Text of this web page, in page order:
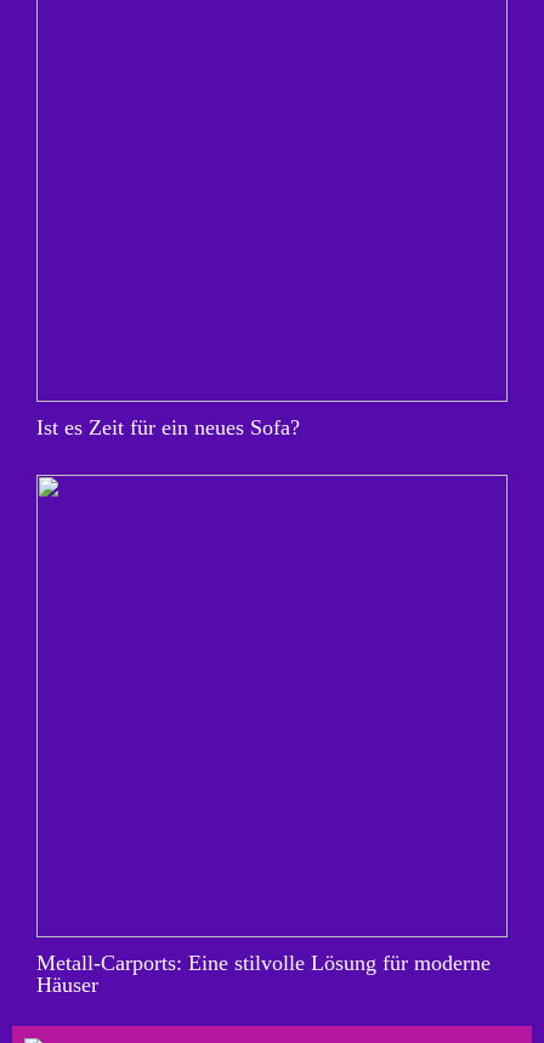
Ist es Zeit für ein neues Sofa?
Metall-Carports: Eine stilvolle Lösung für moderne
Häuser